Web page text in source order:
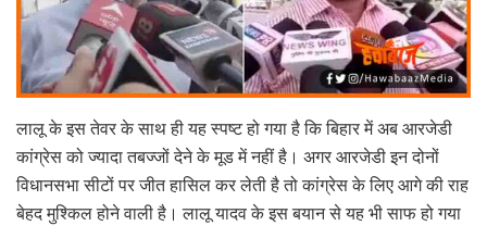
लालू के इस तेवर के साथ ही यह स्पष्ट हो गया है कि बिहार में अब आरजेडी
कांग्रेस को ज्यादा तबज्जों देने के मूड में नहीं है। अगर आरजेडी इन दोनों
विधानसभा सीटों पर जीत हासिल कर लेती है तो कांग्रेस के लिए आगे की राह
बेहद मुश्किल होने वाली है। लालू यादव के इस बयान से यह भी साफ हो गया